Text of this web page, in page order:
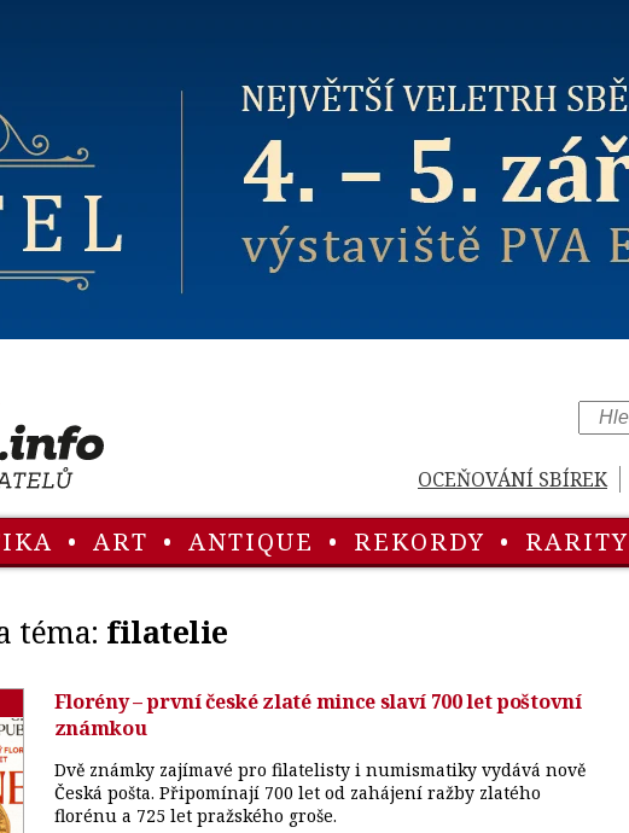
OCEŇOVÁNÍ SBÍREK
• ART • ANTIQUE • REKORDY • RARITY
téma: filatelie
Florény – první české zlaté mince slaví 700 let poštovní
známkou
Dvě známky zajímavé pro filatelisty i numismatiky vydává nově
Česká pošta. Připomínají 700 let od zahájení ražby zlatého
florénu a 725 let pražského groše.